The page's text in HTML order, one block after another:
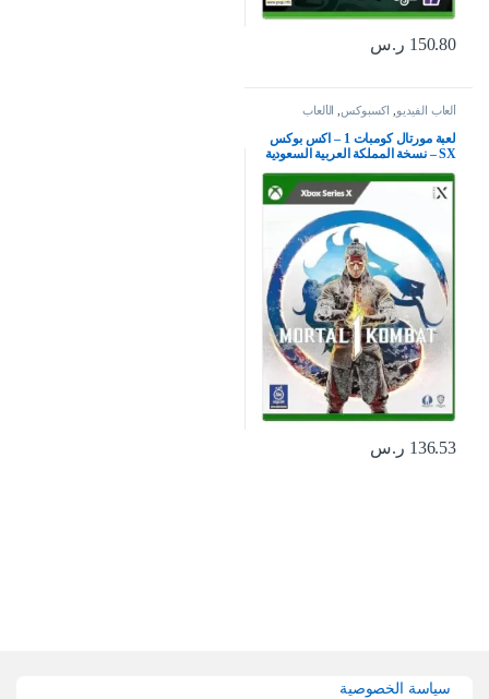
150.80 ر.س
ألعاب الفيديو اكسبوكس الألعاب
لعبة مورتال كومبات 1 – اكس بوكس
SX – نسخة المملكة العربية السعودية
136.53 ر.س
سياسة الخصوصية